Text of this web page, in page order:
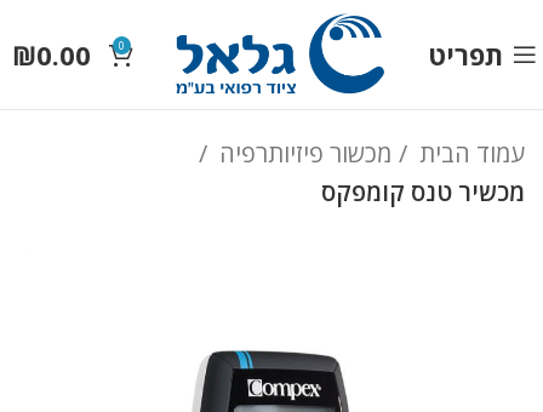
תפריט 0
₪0.00
עמוד הבית
מכשור פיזיותרפיה
מכשיר טנס קומפקס